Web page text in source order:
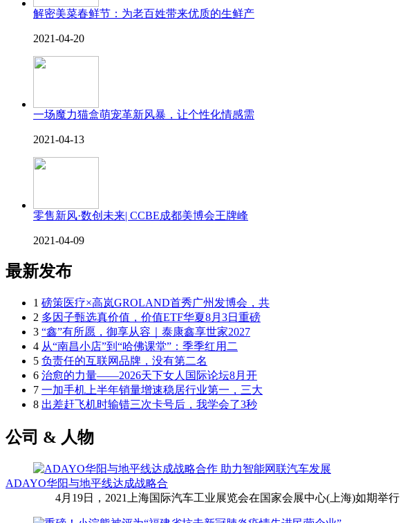
解密美菜春鲜节：为老百姓带来优质的生鲜产
2021-04-20
一场魔力猫盒萌宠革新风暴，让个性化情感需
2021-04-13
零售新风·数创未来| CCBE成都美博会王牌峰
2021-04-09
最新发布
1 磅策医疗×高岚GROLAND首秀广州发博会，共
2 多因子甄选真价值，价值ETF华夏8月3日重磅
3 “鑫”有所愿，御享从容｜泰康鑫享世家2027
4 从“南昌小店”到“哈佛课堂”：季季红用二
5 负责任的互联网品牌，没有第二名
6 治愈的力量——2026天下女人国际论坛8月开
7 一加手机上半年销量增速稳居行业第一，三大
8 出差赶飞机时输错三次卡号后，我学会了3秒
公司 & 人物
ADAYO华阳与地平线达成战略合
4月19日，2021上海国际汽车工业展览会在国家会展中心(上海)如期举行